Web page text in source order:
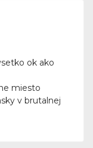
ok ako
miesto
v brutalnej